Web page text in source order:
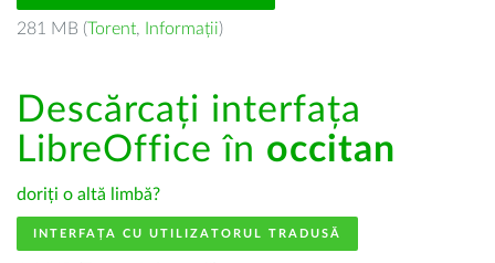
281 MB (Torent, Informații)
Descărcați interfața
LibreOffice în occitan
doriți o altă limbă?
INTERFAȚA CU UTILIZATORUL TRADUSĂ